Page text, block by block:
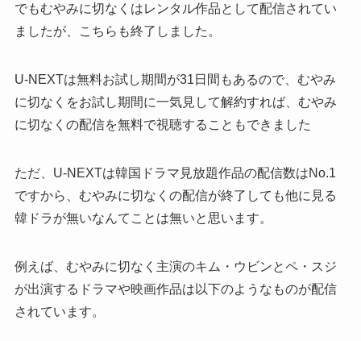
でもむやみに切なくはレンタル作品として配信されてい
ましたが、こちらも終了しました。
U-NEXTは無料お試し期間が31日間もあるので、むやみ
に切なくをお試し期間に一気見して解約すれば、むやみ
に切なくの配信を無料で視聴することもできました
ただ、U-NEXTは韓国ドラマ見放題作品の配信数はNo.1
ですから、むやみに切なくの配信が終了しても他に見る
韓ドラが無いなんてことは無いと思います。
例えば、むやみに切なく主演のキム・ウビンとペ・スジ
が出演するドラマや映画作品は以下のようなものが配信
されています。